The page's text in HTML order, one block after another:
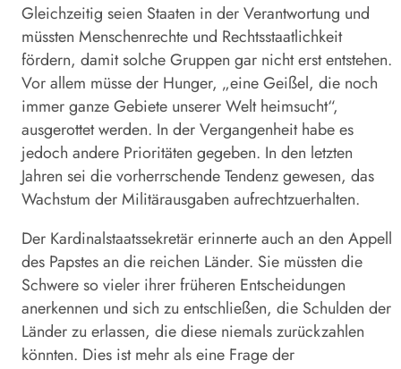
Gleichzeitig seien Staaten in der Verantwortung und
müssten Menschenrechte und Rechtsstaatlichkeit
fördern, damit solche Gruppen gar nicht erst entstehen.
Vor allem müsse der Hunger, „eine Geißel, die noch
immer ganze Gebiete unserer Welt heimsucht“,
ausgerottet werden. In der Vergangenheit habe es
jedoch andere Prioritäten gegeben. In den letzten
Jahren sei die vorherrschende Tendenz gewesen, das
Wachstum der Militärausgaben aufrechtzuerhalten.
Der Kardinalstaatssekretär erinnerte auch an den Appell
des Papstes an die reichen Länder. Sie müssten die
Schwere so vieler ihrer früheren Entscheidungen
anerkennen und sich zu entschließen, die Schulden der
Länder zu erlassen, die diese niemals zurückzahlen
könnten. Dies ist mehr als eine Frage der